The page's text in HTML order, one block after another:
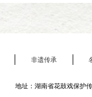
非遗传承
地址：湖南省花鼓戏保护